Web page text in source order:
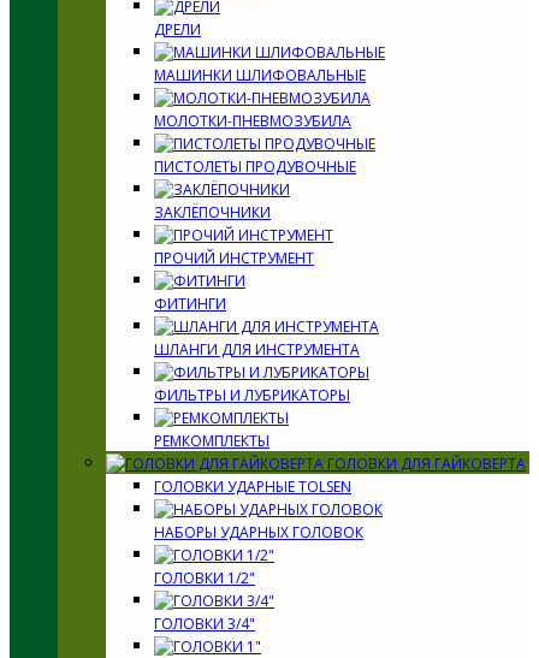
ДРЕЛИ
МАШИНКИ ШЛИФОВАЛЬНЫЕ
МОЛОТКИ-ПНЕВМОЗУБИЛА
ПИСТОЛЕТЫ ПРОДУВОЧНЫЕ
ЗАКЛЁПОЧНИКИ
ПРОЧИЙ ИНСТРУМЕНТ
ФИТИНГИ
ШЛАНГИ ДЛЯ ИНСТРУМЕНТА
ФИЛЬТРЫ И ЛУБРИКАТОРЫ
РЕМКОМПЛЕКТЫ
ГОЛОВКИ ДЛЯ ГАЙКОВЕРТА
ГОЛОВКИ УДАРНЫЕ TOLSEN
НАБОРЫ УДАРНЫХ ГОЛОВОК
ГОЛОВКИ 1/2"
ГОЛОВКИ 3/4"